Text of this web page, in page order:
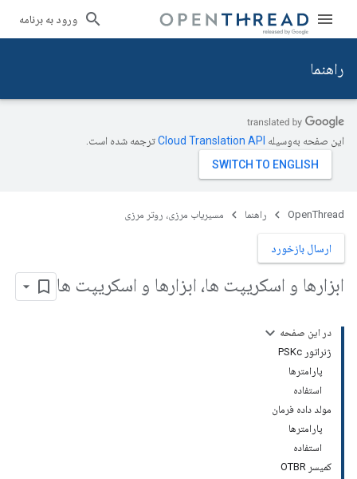
ورود به برنامه
راهنما
این صفحه به‌وسیله ترجمه شده است.
OpenThread راهنما مسیریاب مرزی، روتر مرزی
ارسال بازخورد
ابزارها و اسکریپت ها، ابزارها و اسکریپت ها
در این صفحه
ژنراتور PSKc
پارامترها
استفاده
مولد داده فرمان
پارامترها
استفاده
کمیسر OTBR